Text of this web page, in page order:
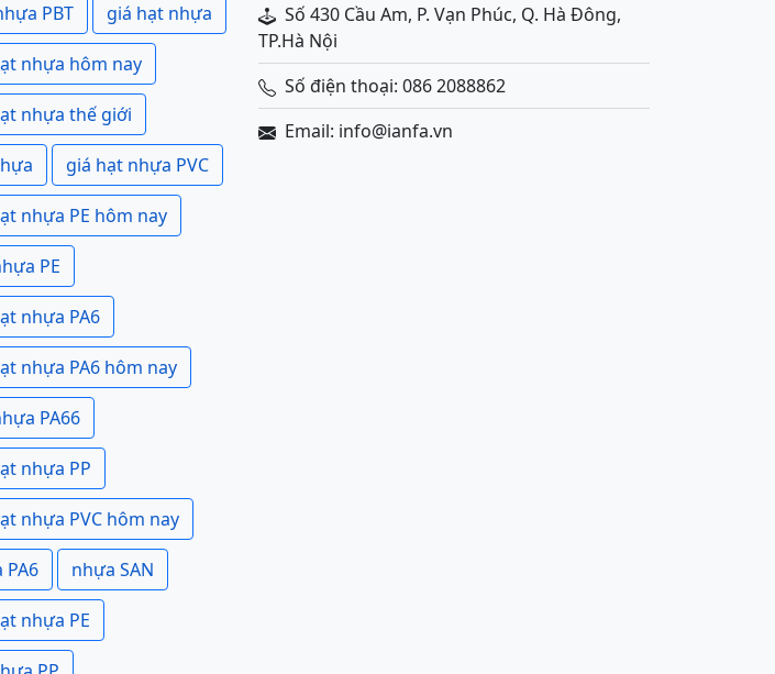
PBT giá hạt nhựa
nhựa hôm nay
nhựa thế giới
giá hạt nhựa PVC
nhựa PE hôm nay
PE
nhựa PA6
nhựa PA6 hôm nay
PA66
nhựa PP
nhựa PVC hôm nay
PA6 nhựa SAN
nhựa PE
Số 430 Cầu Am, P. Vạn Phúc, Q. Hà Đông,
TP.Hà Nội
Số điện thoại: 086 2088862
Email: info@ianfa.vn